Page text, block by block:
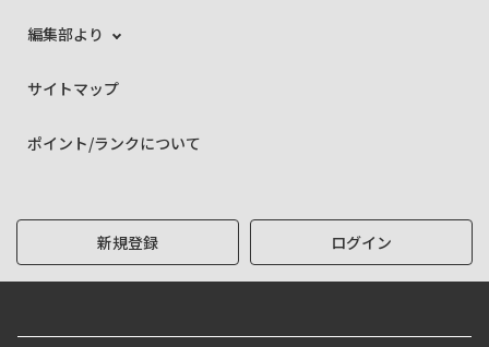
編集部より
サイトマップ
ポイント/ランクについて
新規登録 ログイン